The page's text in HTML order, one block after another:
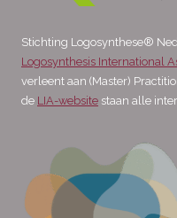
Stichting Logosynthese®
Logosynthesis International
verleent aan (Master)
de LIA-website staan alle